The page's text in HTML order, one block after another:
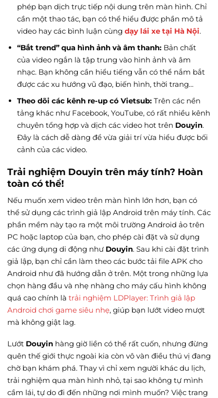
phép bạn dịch trực tiếp nội dung trên màn hình. Chỉ
cần một thao tác, bạn có thể hiểu được phần mô tả
video hay các bình luận cùng dạy lái xe tại Hà Nội.
“Bắt trend” qua hình ảnh và âm thanh:Bản chất
của video ngắn là tập trung vào hình ảnh và âm
nhạc. Bạn không cần hiểu tiếng vẫn có thể nắm bắt
được các xu hướng vũ đạo, biến hình, thời trang…
Theo dõi các kênh re-up có Vietsub:Trên các nền
tảng khác như Facebook, YouTube, có rất nhiều kênh
chuyên tổng hợp và dịch các video hot trên Douyin.
Đây là cách dễ dàng để vừa giải trí vừa hiểu được bối
cảnh của các video.
Trải nghiệm Douyin trên máy tính? Hoàn
toàn có thể!
Nếu muốn xem video trên màn hình lớn hơn, bạn có
thể sử dụng các trình giả lập Android trên máy tính. Các
phần mềm này tạo ra một môi trường Android ảo trên
PC hoặc laptop của bạn, cho phép cài đặt và sử dụng
các ứng dụng di động như Douyin. Sau khi cài đặt trình
giả lập, bạn chỉ cần làm theo các bước tải file APK cho
Android như đã hướng dẫn ở trên. Một trong những lựa
chọn hàng đầu và nhẹ nhàng cho máy cấu hình không
quá cao chính là trải nghiệm LDPlayer: Trình giả lập
Android chơi game siêu nhẹ, giúp bạn lướt video mượt
mà không giật lag.
Lướt Douyin hàng giờ liền có thể rất cuốn, nhưng đừng
quên thế giới thực ngoài kia còn vô vàn điều thú vị đang
chờ bạn khám phá. Thay vì chỉ xem người khác du lịch,
trải nghiệm qua màn hình nhỏ, tại sao không tự mình
cầm lái, tự do đi đến những nơi mình muốn? Việc trang